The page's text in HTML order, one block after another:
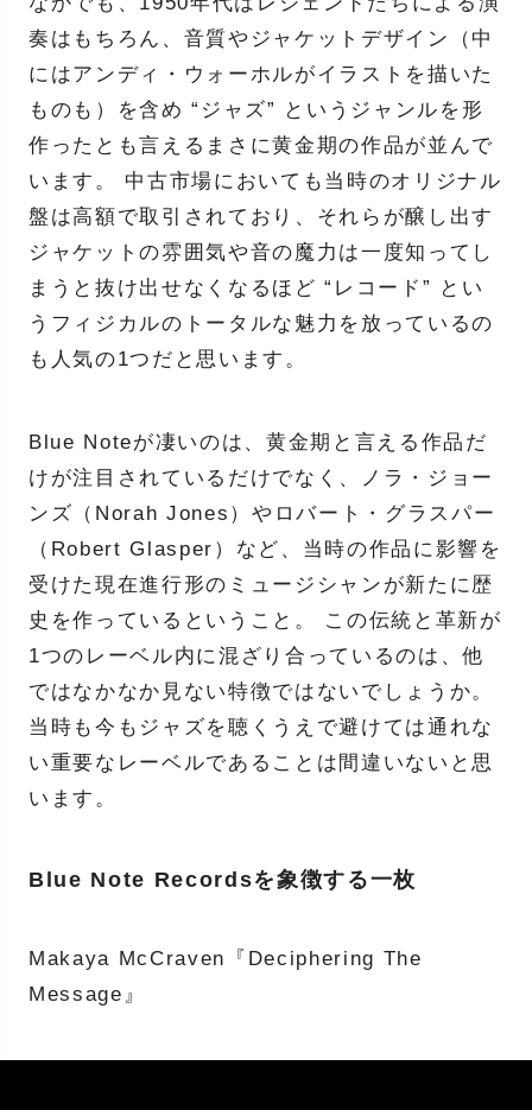
奏はもちろん、音質やジャケットデザイン（中
にはアンディ・ウォーホルがイラストを描いた
ものも）を含め “ジャズ” というジャンルを形
作ったとも言えるまさに黄金期の作品が並んで
います。 中古市場においても当時のオリジナル
盤は高額で取引されており、それらが醸し出す
ジャケットの雰囲気や音の魔力は一度知ってし
まうと抜け出せなくなるほど “レコード” とい
うフィジカルのトータルな魅力を放っているの
も人気の1つだと思います。
Blue Noteが凄いのは、黄金期と言える作品だ
けが注目されているだけでなく、ノラ・ジョー
ンズ（Norah Jones）やロバート・グラスパー
（Robert Glasper）など、当時の作品に影響を
受けた現在進行形のミュージシャンが新たに歴
史を作っているということ。 この伝統と革新が
1つのレーベル内に混ざり合っているのは、他
ではなかなか見ない特徴ではないでしょうか。
当時も今もジャズを聴くうえで避けては通れな
い重要なレーベルであることは間違いないと思
います。
Blue Note Recordsを象徴する一枚
Makaya McCraven『Deciphering The
Message』